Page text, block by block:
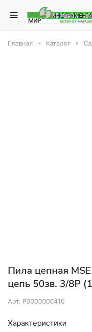
Главная Каталог
Пила цепная
цепь 50зв. 3/8Р
Арт. Р0000000410
Характеристики